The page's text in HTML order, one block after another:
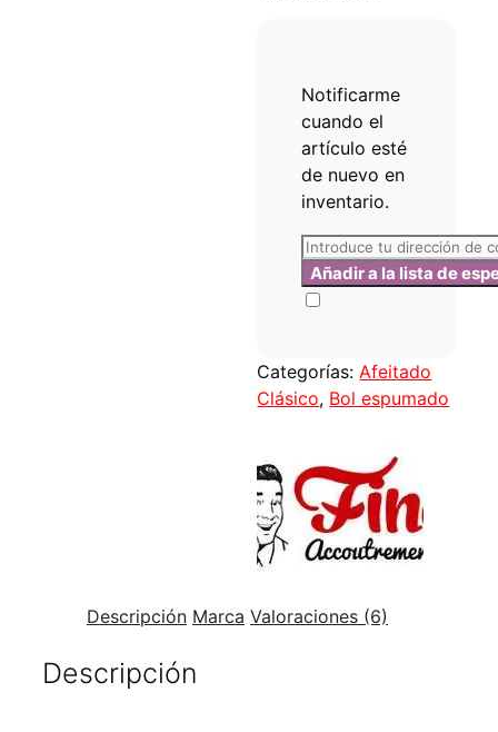
Notificarme
cuando el
artículo esté
de nuevo en
inventario.
Categorías: Afeitado
Clásico, Bol espumado
Descripción Marca Valoraciones (6)
Descripción